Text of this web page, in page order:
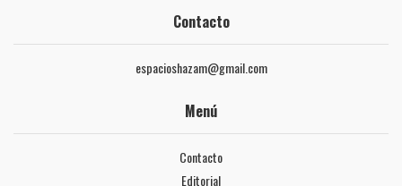
Contacto
espacioshazam@gmail.com
Menú
Contacto
Editorial